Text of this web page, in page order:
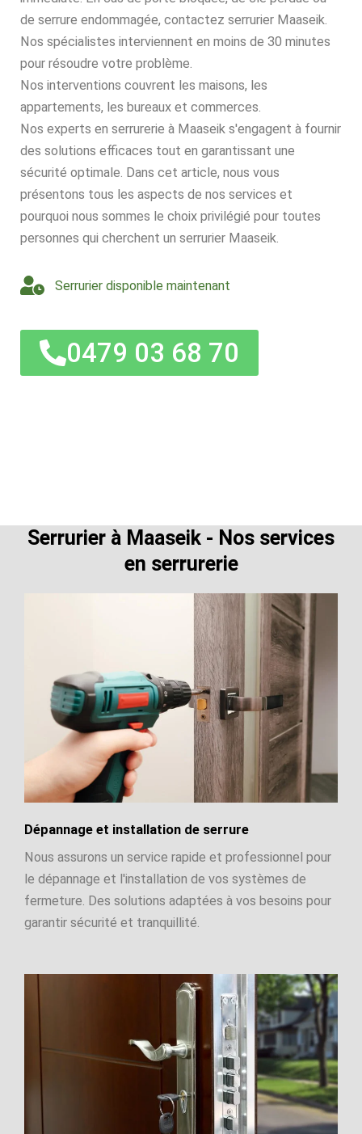
de serrure endommagée, contactez serrurier Maaseik.
Nos spécialistes interviennent en moins de 30 minutes
pour résoudre votre problème.
Nos interventions couvrent les maisons, les
appartements, les bureaux et commerces.
Nos experts en serrurerie à Maaseik s'engagent à fournir
des solutions efficaces tout en garantissant une
sécurité optimale. Dans cet article, nous vous
présentons tous les aspects de nos services et
pourquoi nous sommes le choix privilégié pour toutes
personnes qui cherchent un serrurier Maaseik.
Serrurier disponible maintenant
0479 03 68 70
Serrurier à Maaseik - Nos services
en serrurerie
Dépannage et installation de serrure
Nous assurons un service rapide et professionnel pour
le dépannage et l'installation de vos systèmes de
fermeture. Des solutions adaptées à vos besoins pour
garantir sécurité et tranquillité.